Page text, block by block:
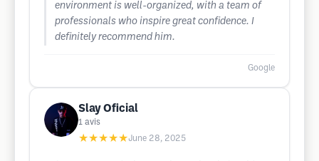
environment is well-organized, with a team of
professionals who inspire great confidence. I
definitely recommend him.
Google
Slay Oficial
1 avis
★★★★★June 28, 2025